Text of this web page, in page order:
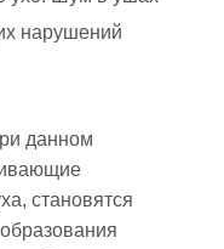
нарушений
данном
становятся